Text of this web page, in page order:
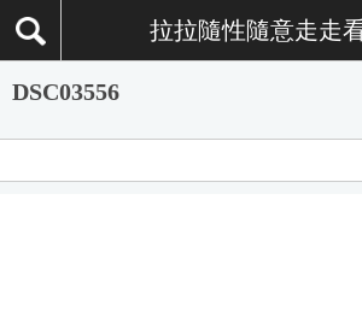
拉拉隨性隨意走走
DSC03556